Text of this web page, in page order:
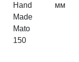
Hand
Made
Mato
150
мм